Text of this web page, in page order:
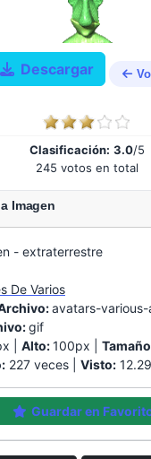
Descargar
Clasificación: 3.0/5
245 votos en total
Imagen
- extraterrestre
De Varios
avatars-
gif
| Alto:100px |
227 veces | Visto:
Guardar en